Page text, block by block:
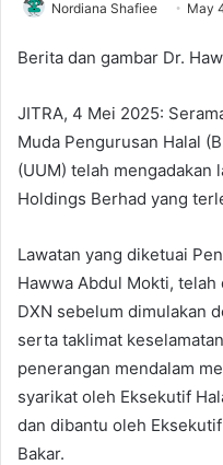
Nordiana Shafiee May
Berita dan gambar Dr.
JITRA, 4 Mei 2025:
Muda Pengurusan Halal
(UUM) telah mengadakan
Holdings Berhad yang
Lawatan yang diketuai
Hawwa Abdul Mokti,
DXN sebelum dimulakan
serta taklimat
penerangan mendalam
syarikat oleh Eksekutif
dan dibantu oleh
Bakar.